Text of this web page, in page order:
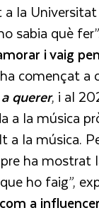
la
sabia què
i vaig
ha començat
querer, i al
a la música
a la música.
ha mostrat
ho faig”,
a